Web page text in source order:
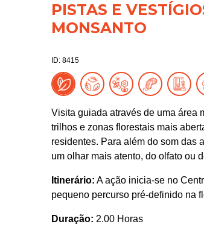
PISTAS E
MONSANTO
ID: 8415
Visita guiada através de uma área
trilhos e zonas florestais mais
residentes. Para além do som das
um olhar mais atento, do olfato ou
Itinerário: A ação inicia-se no
pequeno percurso pré-definido na
Duração: 2.00 Horas